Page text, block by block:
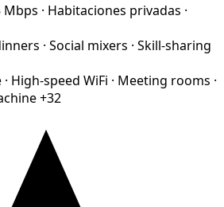
Mbps · Habitaciones privadas ·
· Social mixers · Skill-sharing
· High-speed WiFi · Meeting rooms ·
+32